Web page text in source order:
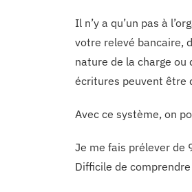
Il n’y a qu’un pas à
votre relevé bancaire,
nature de la charge ou
écritures peuvent être
Avec ce système, on
Je me fais prélever de
Difficile de